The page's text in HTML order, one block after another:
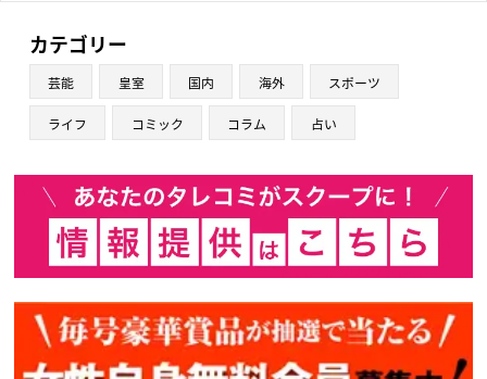
カテゴリー
芸能 皇室 国内 海外 スポーツ
ライフ コミック コラム 占い